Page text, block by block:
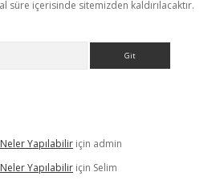
süre içerisinde sitemizden kaldırılacaktır.
Yapılabilir için admin
Yapılabilir için Selim